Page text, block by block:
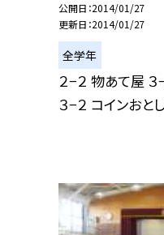
公開日 2014/01/27
更新日 2014/01/27
全学年
２−２ 物あて屋
３−２ コインおと